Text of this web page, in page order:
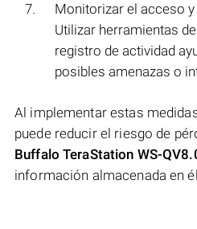
Monitorizar el acceso y
Utilizar herramientas
registro de actividad
posibles amenazas o
Al implementar estas
puede reducir el riesgo de
Buffalo TeraStation WS-
información almacenada en